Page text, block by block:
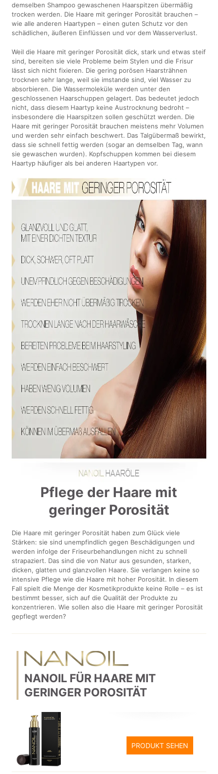
demselben Shampoo gewaschenen Haarspitzen übermäßig
trocken werden. Die Haare mit geringer Porosität brauchen –
wie alle anderen Haartypen – einen guten Schutz vor den
schädlichen, äußeren Einflüssen und vor dem Wasserverlust.
Weil die Haare mit geringer Porosität dick, stark und etwas steif
sind, bereiten sie viele Probleme beim Stylen und die Frisur
lässt sich nicht fixieren. Die gering porösen Haarsträhnen
trocknen sehr lange, weil sie imstande sind, viel Wasser zu
absorbieren. Die Wassermoleküle werden unter den
geschlossenen Haarschuppen gelagert. Das bedeutet jedoch
nicht, dass diesem Haartyp keine Austrocknung bedroht –
insbesondere die Haarspitzen sollen geschützt werden. Die
Haare mit geringer Porosität brauchen meistens mehr Volumen
und werden sehr einfach beschwert. Das Talgübermaß bewirkt,
dass sie schnell fettig werden (sogar an demselben Tag, wann
sie gewaschen wurden). Kopfschuppen kommen bei diesem
Haartyp häufiger als bei anderen Haartypen vor.
Pflege der Haare mit
geringer Porosität
Die Haare mit geringer Porosität haben zum Glück viele
Stärken: sie sind unempfindlich gegen Beschädigungen und
werden infolge der Friseurbehandlungen nicht zu schnell
strapaziert. Das sind die von Natur aus gesunden, starken,
dicken, glatten und glanzvollen Haare. Sie verlangen keine so
intensive Pflege wie die Haare mit hoher Porosität. In diesem
Fall spielt die Menge der Kosmetikprodukte keine Rolle – es ist
bestimmt besser, sich auf die Qualität der Produkte zu
konzentrieren. Wie sollen also die Haare mit geringer Porosität
gepflegt werden?
NANOIL FÜR HAARE MIT
GERINGER POROSITÄT
PRODUKT SEHEN